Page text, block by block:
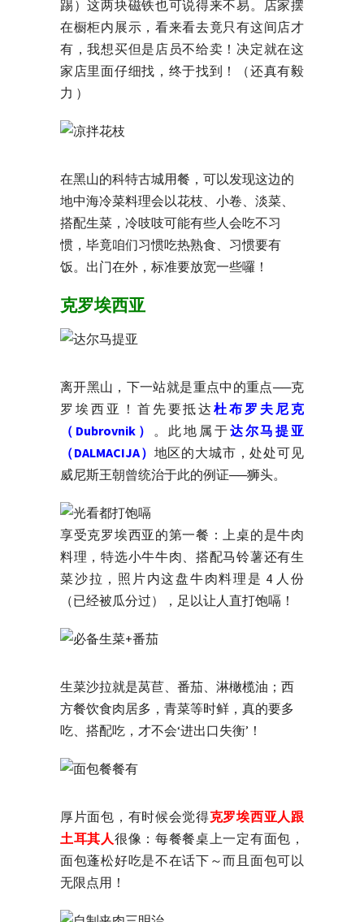
踢）这两块磁铁也可说得来不易。店家摆
在橱柜内展示，看来看去竟只有这间店才
有，我想买但是店员不给卖！决定就在这
家店里面仔细找，终于找到！（还真有毅
力 ）
在黑山的科特古城用餐，可以发现这边的
地中海冷菜料理会以花枝、小卷、淡菜、
搭配生菜，冷吱吱可能有些人会吃不习
惯，毕竟咱们习惯吃热熟食、习惯要有
饭。出门在外，标准要放宽一些囉！
克罗埃西亚
离开黑山，下一站就是重点中的重点──克
罗埃西亚！首先要抵达杜布罗夫尼克
（Dubrovnik） 。此地属于达尔马提亚
（DALMACIJA） 地区的大城市，处处可见
威尼斯王朝曾统治于此的例证──狮头。
享受克罗埃西亚的第一餐：上桌的是牛肉
料理，特选小牛牛肉、搭配马铃薯还有生
菜沙拉，照片内这盘牛肉料理是 4 人份
（已经被瓜分过），足以让人直打饱嗝！
生菜沙拉就是莴苣、番茄、淋橄榄油；西
方餐饮食肉居多，青菜等时鲜，真的要多
吃、搭配吃，才不会‘进出口失衡’！
厚片面包，有时候会觉得克罗埃西亚人跟
土耳其人很像：每餐餐桌上一定有面包，
面包蓬松好吃是不在话下～而且面包可以
无限点用！